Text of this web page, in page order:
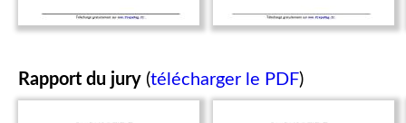
Rapport du jury (télécharger le PDF)